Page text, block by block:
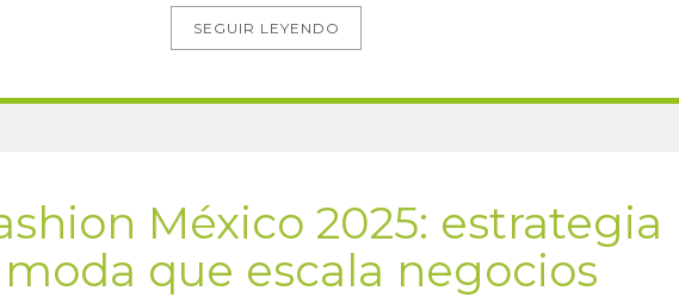
SEGUIR LEYENDO
México 2025: estrategia
que escala negocios